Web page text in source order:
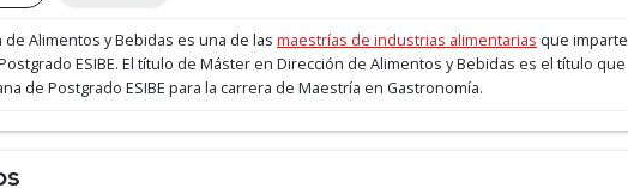
Alimentos y Bebidas es una de las maestrías de industrias alimentarias que imparte
ESIBE. El título de Máster en Dirección de Alimentos y Bebidas es el título que
de Postgrado ESIBE para la carrera de Maestría en Gastronomía.